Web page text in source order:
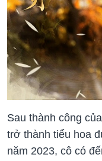
Sau thành công
trở thành tiểu hoa
năm 2023, cô có